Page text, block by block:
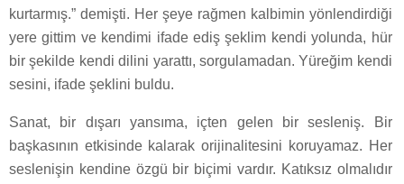
kurtarmış.” demişti. Her şeye rağmen kalbimin yönlendirdiği
yere gittim ve kendimi ifade ediş şeklim kendi yolunda, hür
bir şekilde kendi dilini yarattı, sorgulamadan. Yüreğim kendi
sesini, ifade şeklini buldu.
Sanat, bir dışarı yansıma, içten gelen bir sesleniş. Bir
başkasının etkisinde kalarak orijinalitesini koruyamaz. Her
seslenişin kendine özgü bir biçimi vardır. Katıksız olmalıdır